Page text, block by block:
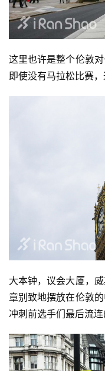
用
户
运
动
这里也许是整个伦敦
即使没有马拉松比赛
大本钟，议会大厦，
章别致地摆放在伦敦
冲刺前选手们最后流连